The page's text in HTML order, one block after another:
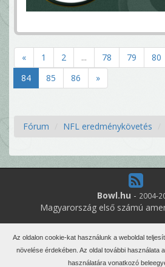
« 1 2 ... 78 79 80
84
85 86 »
Fórum NFL eredménykövetés
Bowl.hu - 2004-
Magyarország első számú
8
online
Minden jog fenntartva. Írott anyagok
engedélyével.
Az oldalon cookie-kat használunk a weboldal
növelése érdekében. Az oldal további használata
használatára vonatkozó